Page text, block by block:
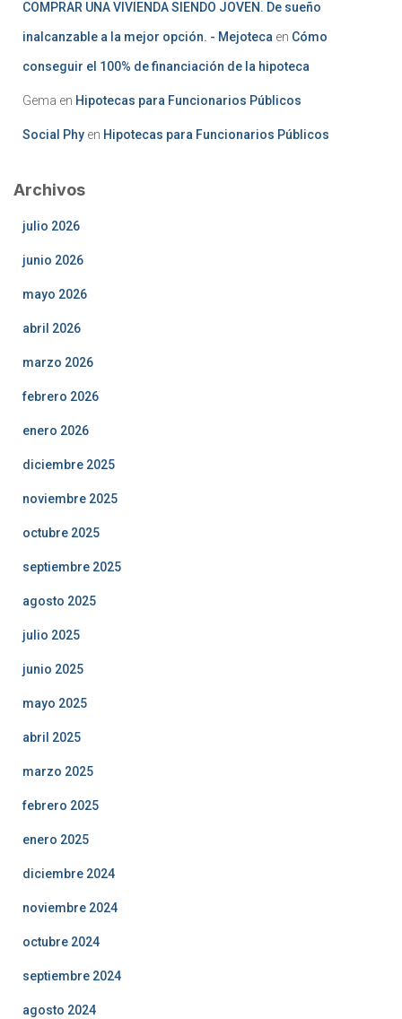
COMPRAR UNA VIVIENDA SIENDO JOVEN. De sueño
inalcanzable a la mejor opción. - Mejoteca en Cómo
conseguir el 100% de financiación de la hipoteca
Gema en Hipotecas para Funcionarios Públicos
Social Phy en Hipotecas para Funcionarios Públicos
Archivos
julio 2026
junio 2026
mayo 2026
abril 2026
marzo 2026
febrero 2026
enero 2026
diciembre 2025
noviembre 2025
octubre 2025
septiembre 2025
agosto 2025
julio 2025
junio 2025
mayo 2025
abril 2025
marzo 2025
febrero 2025
enero 2025
diciembre 2024
noviembre 2024
octubre 2024
septiembre 2024
agosto 2024